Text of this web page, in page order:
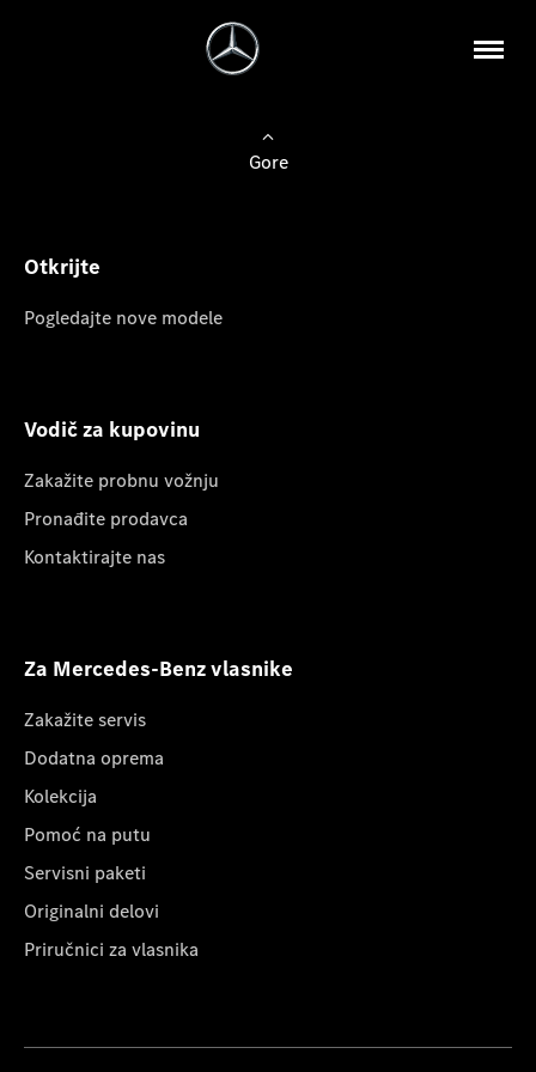
Gore
Otkrijte
Pogledajte nove modele
Vodič za kupovinu
Zakažite probnu vožnju
Pronađite prodavca
Kontaktirajte nas
Za Mercedes-Benz vlasnike
Zakažite servis
Dodatna oprema
Kolekcija
Pomoć na putu
Servisni paketi
Originalni delovi
Priručnici za vlasnika